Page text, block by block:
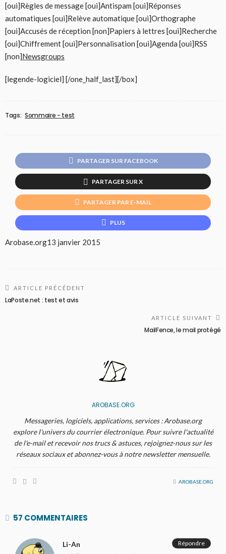
[oui]Règles de message [oui]Antispam [oui]Réponses
automatiques [oui]Relève automatique [oui]Orthographe
[oui]Accusés de réception [non]Papiers à lettres [oui]Recherche
[oui]Chiffrement [oui]Personnalisation [oui]Agenda [oui]RSS
[non]Newsgroups
[legende-logiciel] [/one_half_last][/box]
Tags: Sommaire - test
PARTAGER SUR FACEBOOK
PARTAGER SUR X
PARTAGER PAR E-MAIL
PLUS
Arobase.org13 janvier 2015
ARTICLE PRÉCÉDENT
LaPoste.net : test et avis
ARTICLE SUIVANT
MailFence, le mail protégé
AROBASE.ORG
Messageries, logiciels, applications, services : Arobase.org
explore l'univers du courrier électronique. Pour suivre l'actualité
de l'e-mail et recevoir nos trucs & astuces, rejoignez-nous sur les
réseaux sociaux et abonnez-vous à notre newsletter mensuelle.
AROBASE.ORG
57 COMMENTAIRES
Li-An Répondre